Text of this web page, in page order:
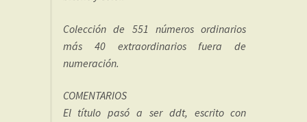
Colección de 551 números ordinarios
más 40 extraordinarios fuera de
numeración.
COMENTARIOS
El título pasó a ser ddt, escrito con